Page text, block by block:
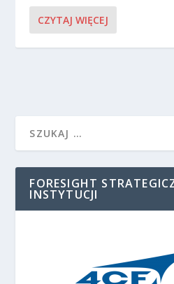
CZYTAJ WIĘCEJ
FORESIGHT
INSTYTUCJI